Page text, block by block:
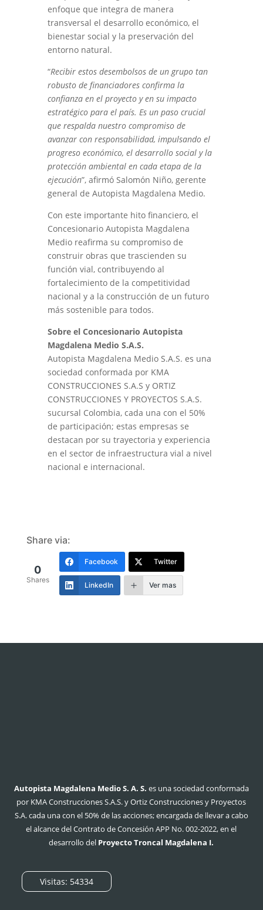
enfoque que integra de manera
transversal el desarrollo económico, el
bienestar social y la preservación del
entorno natural.
“Recibir estos desembolsos de un grupo tan
robusto de financiadores confirma la
confianza en el proyecto y en su impacto
estratégico para el país. Es un paso crucial
que respalda nuestro compromiso de
avanzar con responsabilidad, impulsando el
progreso económico, el desarrollo social y la
protección ambiental en cada etapa de la
ejecución”, afirmó Salomón Niño, gerente
general de Autopista Magdalena Medio.
Con este importante hito financiero, el
Concesionario Autopista Magdalena
Medio reafirma su compromiso de
construir obras que trascienden su
función vial, contribuyendo al
fortalecimiento de la competitividad
nacional y a la construcción de un futuro
más sostenible para todos.
Sobre el Concesionario Autopista
Magdalena Medio S.A.S.
Autopista Magdalena Medio S.A.S. es una
sociedad conformada por KMA
CONSTRUCCIONES S.A.S y ORTIZ
CONSTRUCCIONES Y PROYECTOS S.A.S.
sucursal Colombia, cada una con el 50%
de participación; estas empresas se
destacan por su trayectoria y experiencia
en el sector de infraestructura vial a nivel
nacional e internacional.
Share via:
0
Shares
Facebook Twitter
LinkedIn Ver mas
Autopista Magdalena Medio S. A. S. es una sociedad conformada
por KMA Construcciones S.A.S. y Ortiz Construcciones y Proyectos
S.A. cada una con el 50% de las acciones;encargada de llevar a cabo
el alcance del Contrato de Concesión APP No. 002-2022, en el
desarrollo del Proyecto Troncal Magdalena I.
Visitas: 54334